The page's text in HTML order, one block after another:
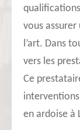
vous
l’art. Dans
vers les
Ce
en ardoise à